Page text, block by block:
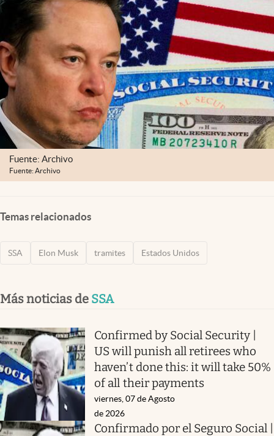
USA
Fuente: Archivo
Fuente: Archivo
Temas relacionados
SSA Elon Musk tramites Estados Unidos
Más noticias de SSA
Confirmed by Social Security |
US will punish all retirees who
haven’t done this: it will take 50%
of all their payments
viernes, 07 de Agosto
de 2026
Confirmado por el Seguro Social |